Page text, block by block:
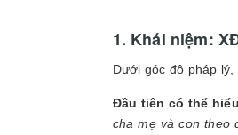
1. Khái niệm:
Dưới góc độ pháp
Đầu tiên có thể
cha mẹ và con theo